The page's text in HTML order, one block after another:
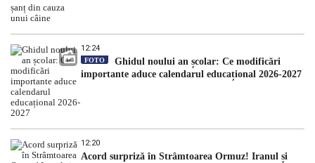
12:24
FOTO
Ghidul noului an școlar: Ce modificări
importante aduce calendarul educațional 2026-2027
12:20
Acord surpriză în Strâmtoarea Ormuz! Iranul și